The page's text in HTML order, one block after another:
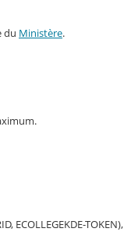
du Ministère.
ECOLLEGEKDE-TOKEN),